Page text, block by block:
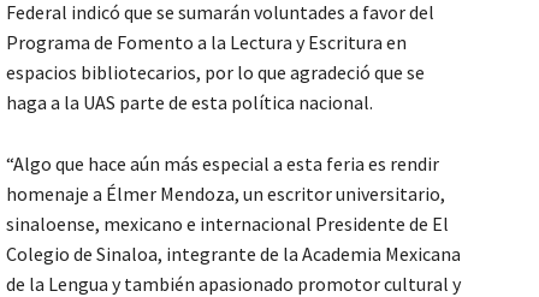
Federal indicó que se sumarán voluntades a favor del
Programa de Fomento a la Lectura y Escritura en
espacios bibliotecarios, por lo que agradeció que se
haga a la UAS parte de esta política nacional.
“Algo que hace aún más especial a esta feria es rendir
homenaje a Élmer Mendoza, un escritor universitario,
sinaloense, mexicano e internacional Presidente de El
Colegio de Sinaloa, integrante de la Academia Mexicana
de la Lengua y también apasionado promotor cultural y